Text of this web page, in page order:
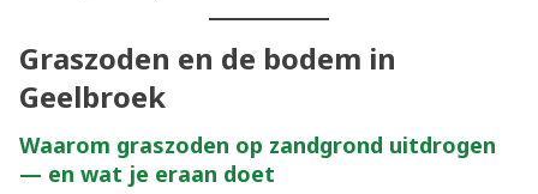
Graszoden en de bodem in
Geelbroek
Waarom graszoden op zandgrond uitdrogen
— en wat je eraan doet